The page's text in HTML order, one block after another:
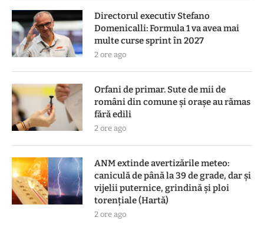
Directorul executiv Stefano
Domenicalli: Formula 1 va avea mai
multe curse sprint în 2027
2 ore ago
Orfani de primar. Sute de mii de
români din comune și orașe au rămas
fără edili
2 ore ago
ANM extinde avertizările meteo:
caniculă de până la 39 de grade, dar și
vijelii puternice, grindină și ploi
torențiale (Hartă)
2 ore ago